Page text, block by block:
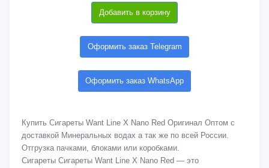
Добавить в корзину
Оформить заказ Telegram
Оформить заказ WhatsApp
Купить Сигареты Want Line X Nano Red Оригинал Оптом с
доставкой Минеральных водах а так же по всей России.
Отгрузка пачками, блоками или коробками.
Сигареты Сигареты Want Line X Nano Red — это